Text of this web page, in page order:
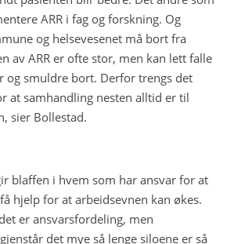
ARR i fag og forskning. Og
og helsevesenet må bort fra
av ARR er ofte stor, men kan lett falle
og smuldre bort. Derfor trengs det
at samhandling nesten alltid er til
sier Bollestad.
blaffen i hvem som har ansvar for at
hjelp for at arbeidsevnen kan økes.
er ansvarsfordeling, men
det mye så lenge siloene er så